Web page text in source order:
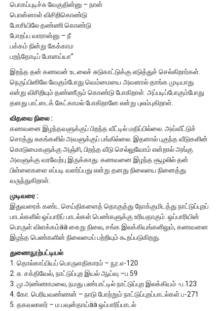
பொகப்புடிச்சு வேகுதின்னு – நான்
பொன்னாள் விசிறிகொண்டு
போசியிலே தண்ணி கொண்டு
போறப்ப வாரான்னு – நீ
பக்கம் நின்று கேக்காம
பறந்தோடிப் போனய்யா”
இறந்த தன் கணவன் உடலைச் சுடுகாட்டுக்கு எடுத்துச் செல்கிறார்கள்.
நெருப்பினிலே வேகும்போது வெம்மையை அவனால் தாங்க முடியாது
என்று விசிறியும் தண்ணீரும் கொண்டு போகிறாள். அப்படிப்போகும்போது
தனது பாட்டைக் கேட்காமல் போகிறானே என்று புலம்புகிறாள்.
விதவை நிலை :
கணவனை இழந்தவளுக்குப் பிறந்த வீட்டில் மதிப்பில்லை. அவ்வீட்டுச்
சொத்து சுகங்களில் அவளுக்குப் பங்கில்லை. இதனால் புகுந்த வீடுகளின்
கொடுமைகளுக்கு அஞ்சி, பிறந்த வீடு செல்லுவோம் என்றால் அங்கு
அவளுக்கு வரவேற்பு இருக்காது. கணவனை இழந்த சூழலில் தன்
பிள்ளைகளை எப்படி வளர்ப்பது என்று தனது நிலையை நினைத்து
வருந்துகிறாள்.
முடிவரை :
இதுவரைக் கண்ட செய்திகளைத் தொகுத்து நோக்குமிடத்து நாட்டுப்புறப்
பாடல்களில் ஒப்பாரிப் பாடல்கள் பெண்களுக்கு உரியதாகும். ஒப்பாரியின்
பொருள் விளக்கம்ää கைறு நிலை, சங்க இலக்கியங்களிலும், கணவனை
இழந்த பெண்களின் நிலைமைப் பற்றியும் கூறப்படுகிறது.
துணைநூற்பட்டியல்
1. தொல்காப்பியப் பொருளதிகாரம் – நூ.எ-120
2. சு. சக்திவேல், நாட்டுப்புற இயல் ஆய்வு –ப.59
3. மு.அண்ணாமலை, நமது பண்பாட்டில் நாட்டுப்புற இலக்கியம் -ப.123
4. கோ. பெரியவண்ணன் – நாடு போற்றும் நாட்டுப்புறப்பாடல்கள் ப-271
5. தகவலாளர் – ம.பவுன்தாய்ää ஒப்பாரிப்பாடல்